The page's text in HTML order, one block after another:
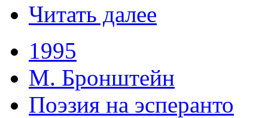
Читать далее
1995
М. Бронштейн
Поэзия на эсперанто